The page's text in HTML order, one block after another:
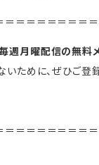
＝＝＝＝＝＝＝
週月曜配信の無料
ために、ぜひご登録
＝＝＝＝＝＝＝